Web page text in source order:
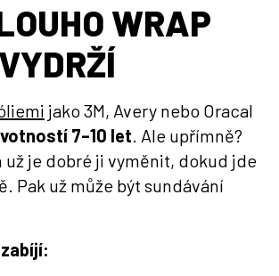
WRAP
jako 3M, Avery nebo Oracal
7–10 let. Ale upřímně?
už je dobré ji vyměnit, dokud jde
Pak už může být sundávání